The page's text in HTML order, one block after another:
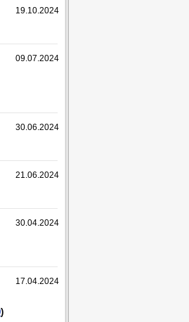
19.10.2024
09.07.2024
30.06.2024
21.06.2024
30.04.2024
17.04.2024
)